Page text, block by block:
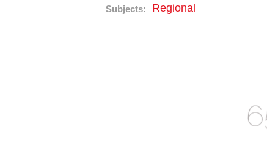
Subjects: Regional